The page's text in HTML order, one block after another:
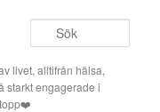
livet, alltifrån hälsa,
starkt engagerade i